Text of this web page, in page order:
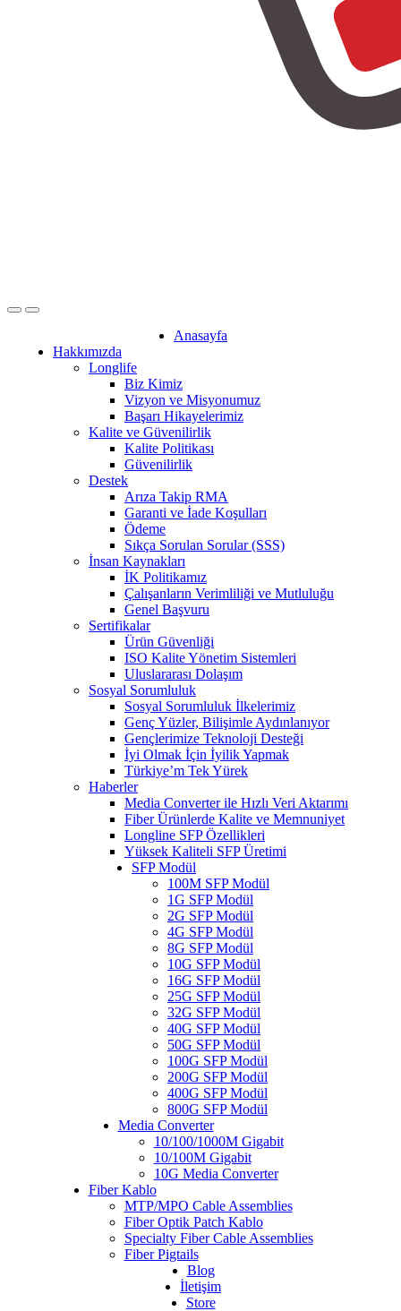
Anasayfa
Hakkımızda
Longlife
Biz Kimiz
Vizyon ve Misyonumuz
Başarı Hikayelerimiz
Kalite ve Güvenilirlik
Kalite Politikası
Güvenilirlik
Destek
Arıza Takip RMA
Garanti ve İade Koşulları
Ödeme
Sıkça Sorulan Sorular (SSS)
İnsan Kaynakları
İK Politikamız
Çalışanların Verimliliği ve Mutluluğu
Genel Başvuru
Sertifikalar
Ürün Güvenliği
ISO Kalite Yönetim Sistemleri
Uluslararası Dolaşım
Sosyal Sorumluluk
Sosyal Sorumluluk İlkelerimiz
Genç Yüzler, Bilişimle Aydınlanıyor
Gençlerimize Teknoloji Desteği
İyi Olmak İçin İyilik Yapmak
Türkiye’m Tek Yürek
Haberler
Media Converter ile Hızlı Veri Aktarımı
Fiber Ürünlerde Kalite ve Memnuniyet
Longline SFP Özellikleri
Yüksek Kaliteli SFP Üretimi
SFP Modül
100M SFP Modül
1G SFP Modül
2G SFP Modül
4G SFP Modül
8G SFP Modül
10G SFP Modül
16G SFP Modül
25G SFP Modül
32G SFP Modül
40G SFP Modül
50G SFP Modül
100G SFP Modül
200G SFP Modül
400G SFP Modül
800G SFP Modül
Media Converter
10/100/1000M Gigabit
10/100M Gigabit
10G Media Converter
Fiber Kablo
MTP/MPO Cable Assemblies
Fiber Optik Patch Kablo
Specialty Fiber Cable Assemblies
Fiber Pigtails
Blog
İletişim
Store